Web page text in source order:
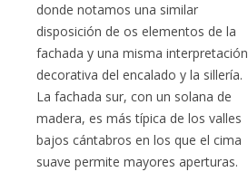
donde notamos una similar
disposición de os elementos de la
fachada y una misma interpretación
decorativa del encalado y la sillería.
La fachada sur, con un solana de
madera, es más típica de los valles
bajos cántabros en los que el cima
suave permite mayores aperturas.